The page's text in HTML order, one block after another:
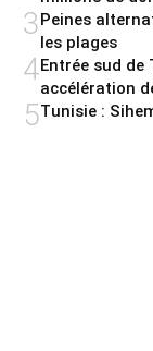
3Peines
les plages
4Entrée sud de
accélération
5Tunisie :